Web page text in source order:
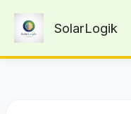
contenu
SolarLogik